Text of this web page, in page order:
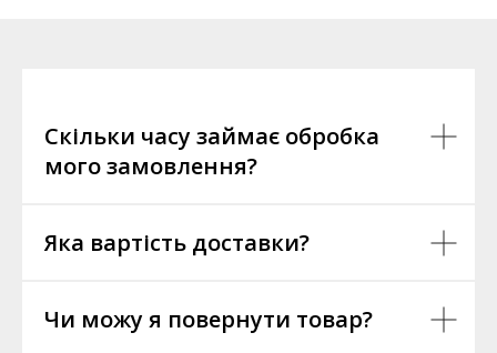
Скільки часу займає обробка
мого замовлення?
Яка вартість доставки?
Чи можу я повернути товар?